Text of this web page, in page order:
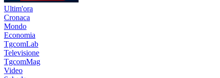
Ultim'ora
Cronaca
Mondo
Economia
TgcomLab
Televisione
TgcomMag
Video